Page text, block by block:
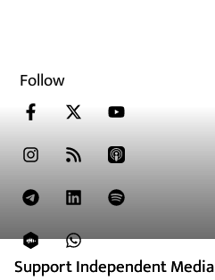
Support Independent Media
Support Independent Media
Follow